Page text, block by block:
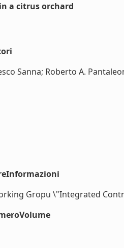
a citrus orchard
Sanna; Roberto A.
Gropu \"Integrated